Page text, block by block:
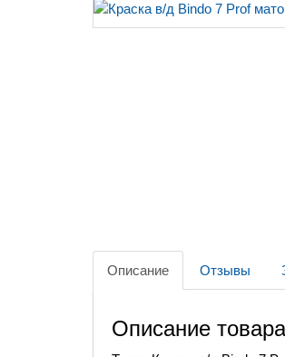
Описание Отзывы
Описание